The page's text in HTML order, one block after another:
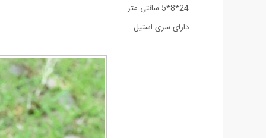
- 24*8*5 سانتی متر
- دارای سری استیل